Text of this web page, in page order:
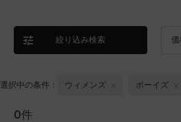
絞り込み検索 価
選択中の条件： ウィメンズ ボーイズ
0件